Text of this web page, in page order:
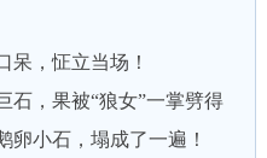
，怔立当场！
，果被“狼女”一掌劈得
卵小石，塌成了一遍！